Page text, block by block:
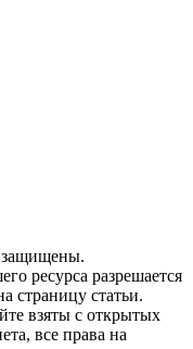
защищены.
ресурса разрешается
страницу статьи.
взяты с открытых
все права на